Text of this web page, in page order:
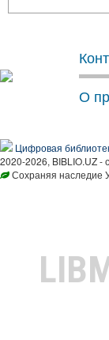
О
Цифровая
2020-2026, BIBLIO.UZ -
Сохраняя наследие